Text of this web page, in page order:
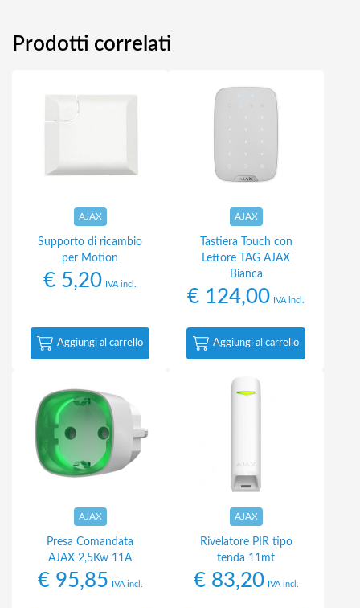
Prodotti correlati
AJAX
Supporto di ricambio
per Motion
€ 5,20 IVA incl.
Aggiungi al carrello
AJAX
Tastiera Touch con
Lettore TAG AJAX
Bianca
€ 124,00 IVA incl.
Aggiungi al carrello
AJAX
Presa Comandata
AJAX 2,5Kw 11A
€95,85 IVA incl.
AJAX
Rivelatore PIR tipo
tenda 11mt
€83,20 IVA incl.